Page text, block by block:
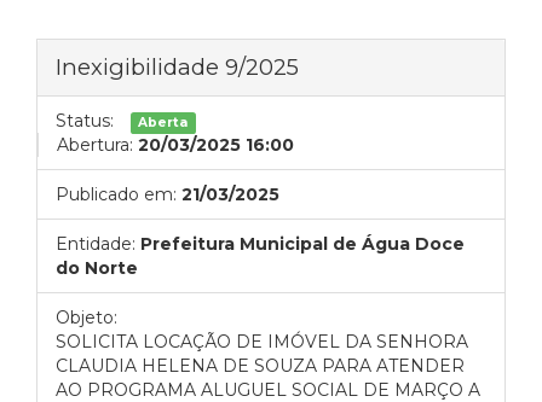
Inexigibilidade 9/2025
Status: Aberta
Abertura: 20/03/2025 16:00
Publicado em: 21/03/2025
Entidade: Prefeitura Municipal de Água Doce
do Norte
Objeto:
SOLICITA LOCAÇÃO DE IMÓVEL DA SENHORA
CLAUDIA HELENA DE SOUZA PARA ATENDER
AO PROGRAMA ALUGUEL SOCIAL DE MARÇO A